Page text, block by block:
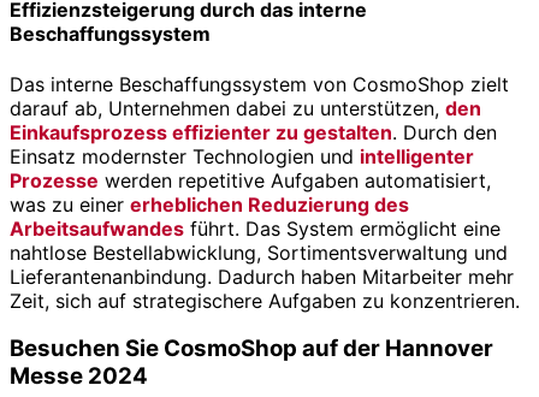
Effizienzsteigerung durch das interne
Beschaffungssystem
Das interne Beschaffungssystem von CosmoShop zielt
darauf ab, Unternehmen dabei zu unterstützen, den
Einkaufsprozess effizienter zu gestalten. Durch den
Einsatz modernster Technologien und intelligenter
Prozesse werden repetitive Aufgaben automatisiert,
was zu einer erheblichen Reduzierung des
Arbeitsaufwandes führt. Das System ermöglicht eine
nahtlose Bestellabwicklung, Sortimentsverwaltung und
Lieferantenanbindung. Dadurch haben Mitarbeiter mehr
Zeit, sich auf strategischere Aufgaben zu konzentrieren.
Besuchen Sie CosmoShop auf der Hannover
Messe 2024